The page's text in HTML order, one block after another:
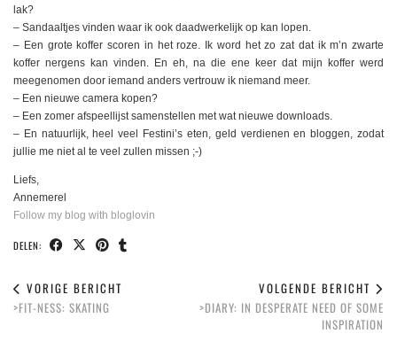
lak?
– Sandaaltjes vinden waar ik ook daadwerkelijk op kan lopen.
– Een grote koffer scoren in het roze. Ik word het zo zat dat ik m’n zwarte
koffer nergens kan vinden. En eh, na die ene keer dat mijn koffer werd
meegenomen door iemand anders vertrouw ik niemand meer.
– Een nieuwe camera kopen?
– Een zomer afspeellijst samenstellen met wat nieuwe downloads.
– En natuurlijk, heel veel Festini’s eten, geld verdienen en bloggen, zodat
jullie me niet al te veel zullen missen ;-)
Liefs,
Annemerel
Follow my blog with bloglovin
DELEN:
VORIGE BERICHT
>FIT-NESS: SKATING
VOLGENDE BERICHT
>DIARY: IN DESPERATE NEED OF SOME
INSPIRATION